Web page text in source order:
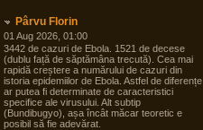
Pârvu Florin
01 Aug 2026, 01:00
3442 de cazuri de Ebola. 1521 de decese
(dublu față de săptămâna trecută). Cea mai
rapidă creștere a numărului de cazuri din
istoria epidemiilor de Ebola. Astfel de diferențe
ar putea fi determinate de caracteristici
specifice ale virusului. Alt subtip
(Bundibugyo), așa încât măcar teoretic e
posibil să fie adevărat.